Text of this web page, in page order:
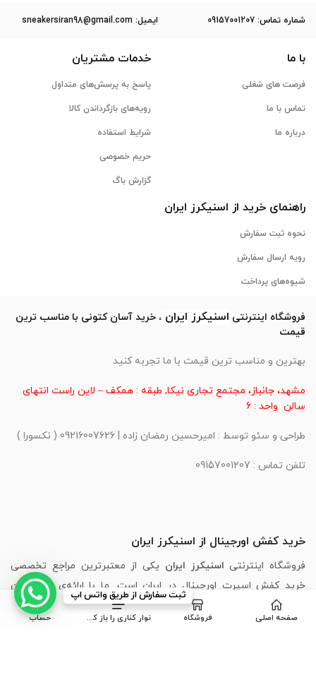
ﺷﻤﺎره ﺗﻤﺎس: 09157001207 ایمیل: sneakersiran98@gmail.com
با ما
فرصت های شغلی
تماس با ما
درباره ما
خدمات مشتریان
پاسخ به پرسش‌های متداول
رویه‌های بازگرداندن کالا
شرایط استفاده
حریم خصوصی
گزارش باگ
راهنمای خرید از اسنیکرز ایران
نحوه ثبت سفارش
رویه ارسال سفارش
شیوه‌های پرداخت
فروشگاه اینترنتی اسنیکرز ایران ، خرید آسان کتونی با مناسب ترین
قیمت
بهترین و مناسب ترین قیمت با ما تجربه کنید
مشهد، جانباز، مجتمع تجاری نیکا, طبقه : همکف – لاین راست انتهای
سالن واحد : 6
طراحی و سئو توسط : امیرحسین رمضان زاده | 09216007626 ( نکسورا )
تلفن تماس : 09157001207
خرید کفش اورجینال از اسنیکرز ایران
فروشگاه اینترنتی اسنیکرز ایران یکی از معتبرترین مراجع تخصصی
خرید کفش اسپرت اورجینال در ایران است. ما با ارائه‌ی جدیدترین
مدل‌های برندهای محبوبی مانند
Nike،Adidas،Skechers،Puma،
New Balance
Asics، تجربه‌ای مطمئن، سریع و لذت‌بخش از خرید
صفحه اصلی فروشگاه نوار کناری را باز کنید حساب
ثبت سفارش از طریق واتس اپ